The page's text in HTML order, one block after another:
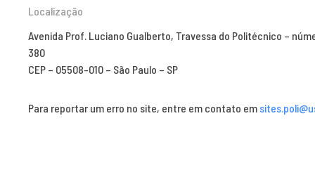
Localização
Avenida Prof. Luciano Gualberto, Travessa do Politécnico –
380
CEP – 05508-010 – São Paulo – SP
Para reportar um erro no site, entre em contato em